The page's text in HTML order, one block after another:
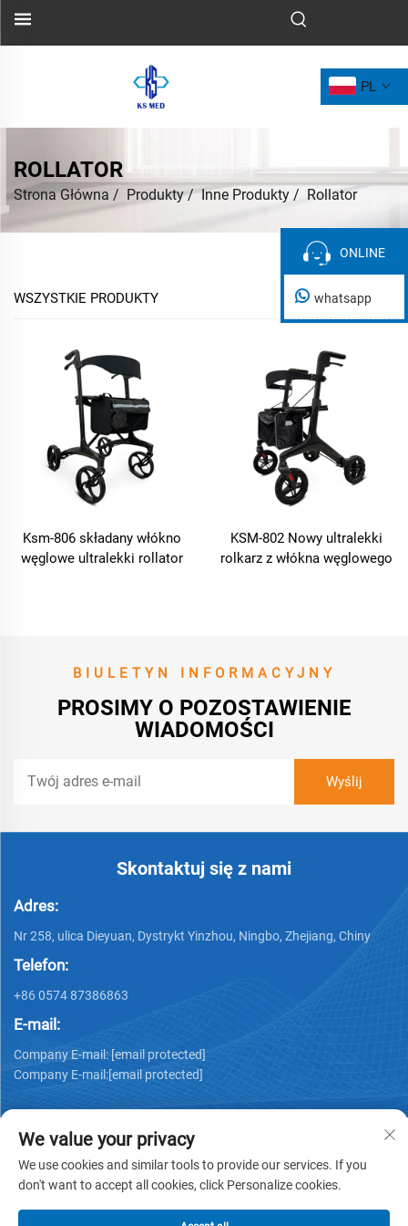
PL
ROLLATOR
Strona Główna / Produkty/Inne Produkty / Rollator
WSZYSTKIE PRODUKTY
Ksm-806 składany włókno
węglowe ultralekki rollator
KSM-802 Nowy ultralekki
rolkarz z włókna węglowego
ONLINE
ONLINE
whatsapp
BIULETYN INFORMACYJNY
PROSIMY O POZOSTAWIENIE
WIADOMOŚCI
Skontaktuj się z nami
Adres:
Nr 258, ulica Dieyuan, Dystrykt Yinzhou, Ningbo, Zhejiang, Chiny
Telefon:
+86 0574 87386863
E-mail:
Company E-mail:[email protected]
Company E-mail:[email protected]
wszystkie prawa zastrzeżone -
Polityka prywatności
We value your privacy
We use cookies and similar tools to provide our services. If you
don't want to accept all cookies, click Personalize cookies.